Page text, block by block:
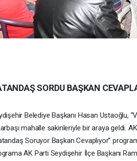
SORDU BAŞKAN
Belediye Başkanı Hasan Ustaoğlu,
mahalle sakinleriyle bir araya geldi.
Soruyor Başkan Cevaplıyor”
AK Parti Seydişehir İlçe Başkanı